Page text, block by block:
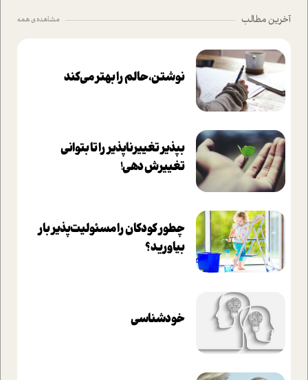
آخرین مطالب مشاهده ی همه
نوشتن، حالم را بهتر می‌کند
بپذير تغييرناپذير را تا بتواني
تغييرش دهي!‏
چطور کودکان را مسئولیت‌پذیر بار
بیاورید؟
خودشناسی